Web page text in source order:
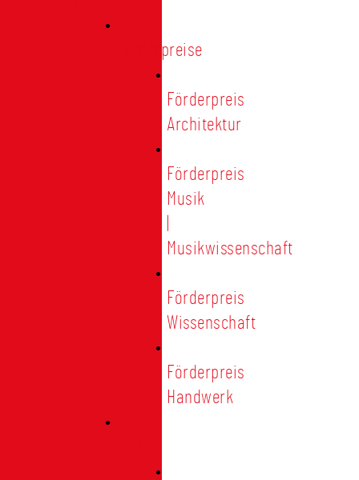
Förderpreise
Förderpreis
Architektur
Förderpreis
Musik
Musikwissenschaft
Förderpreis
Wissenschaft
Förderpreis
Handwerk